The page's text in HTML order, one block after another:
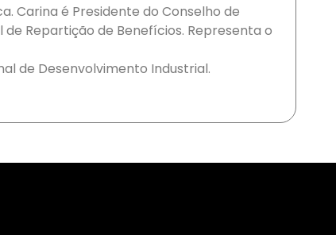
Carina é Presidente do Conselho de
Repartição de Benefícios. Representa o
de Desenvolvimento Industrial.